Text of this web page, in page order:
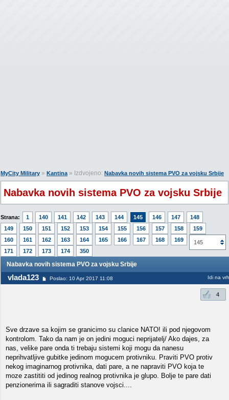
MyCity Military » Kantina» Izdvojeno: Nabavka novih sistema PVO za vojsku Srbije
Nabavka novih sistema PVO za vojsku Srbije
Strana: 1 140 141 142 143 144 145 146 147
148
149
150 151 152 153 154 155 156 157 158
159
160
161 162 163 164 165 166 167 168 169
170
171
172 173 174 350
145
Nabavka novih sistema PVO za vojsku Srbije
vlada123 Poslao: 10 Apr 2017 11:08 Idi na vrh
4
Sve drzave sa kojim se granicimo su clanice NATO! ili pod njegovom
kontrolom. Tako da nam je on jedini moguci neprijatelj/ Ako dajes, za
nas, velike pare onda ti trebaju sistemi koji mogu da nanesu
neprihvatljive gubitke jedinom mogucem protivniku. Praviti PVO protiv
nekog imaginarnog protivnika, dati pare, a ne napraviti PVO koja te
moze zastititi od jedinog realnog protivnika je glupo. Bolje te pare dati
penzionerima ili sagraditi stanove vojsci....